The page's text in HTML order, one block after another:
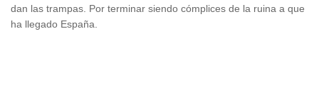
dan las trampas. Por terminar siendo cómplices de la ruina a que
ha llegado España.